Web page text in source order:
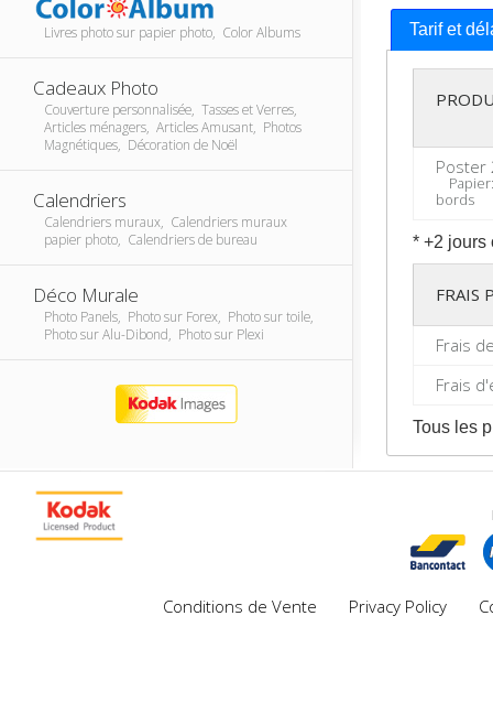
Livres photo sur papier photo, Color Albums
Cadeaux Photo
Couverture personnalisée, Tasses et Verres,
Articles ménagers, Articles Amusant, Photos
Magnétiques, Décoration de Noël
Calendriers
Calendriers muraux, Calendriers muraux
papier photo, Calendriers de bureau
Déco Murale
Photo Panels, Photo sur Forex, Photo sur toile,
Photo sur Alu-Dibond, Photo sur Plexi
Tarif et
Poster
bords
* +2 jours
FRAIS
Frais
Frais
Tous les
Conditions de Vente Privacy Policy